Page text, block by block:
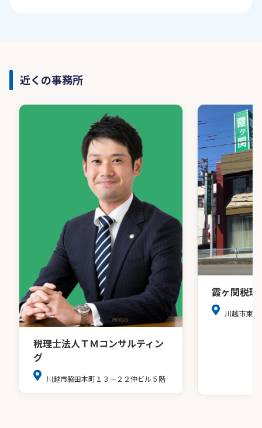
近くの事務所
税理士法人ＴＭコンサルティン
グ
川越市脇田本町１３－２２仲ビル５階
霞ヶ関税理
川越市東